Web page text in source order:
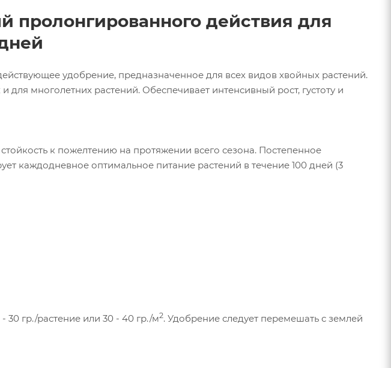
пролонгированного действия для
удобрение, предназначенное для всех видов хвойных растений.
многолетних растений. Обеспечивает интенсивный рост, густоту и
к пожелтению на протяжении всего сезона. Постепенное
каждодневное оптимальное питание растений в течение 100 дней (3
30 гр./растение или 30 - 40 гр./м2. Удобрение следует перемешать с землей